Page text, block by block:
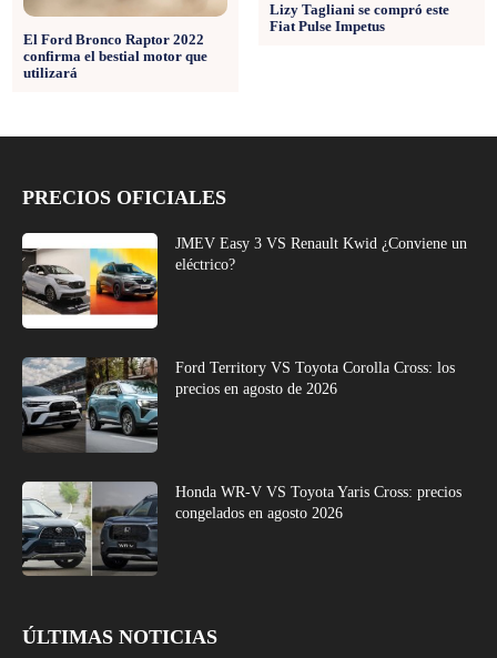
El Ford Bronco Raptor 2022
confirma el bestial motor que
utilizará
Lizy Tagliani se compró este
Fiat Pulse Impetus
PRECIOS OFICIALES
JMEV Easy 3 VS Renault Kwid ¿Conviene un
eléctrico?
Ford Territory VS Toyota Corolla Cross: los
precios en agosto de 2026
Honda WR-V VS Toyota Yaris Cross: precios
congelados en agosto 2026
ÚLTIMAS NOTICIAS